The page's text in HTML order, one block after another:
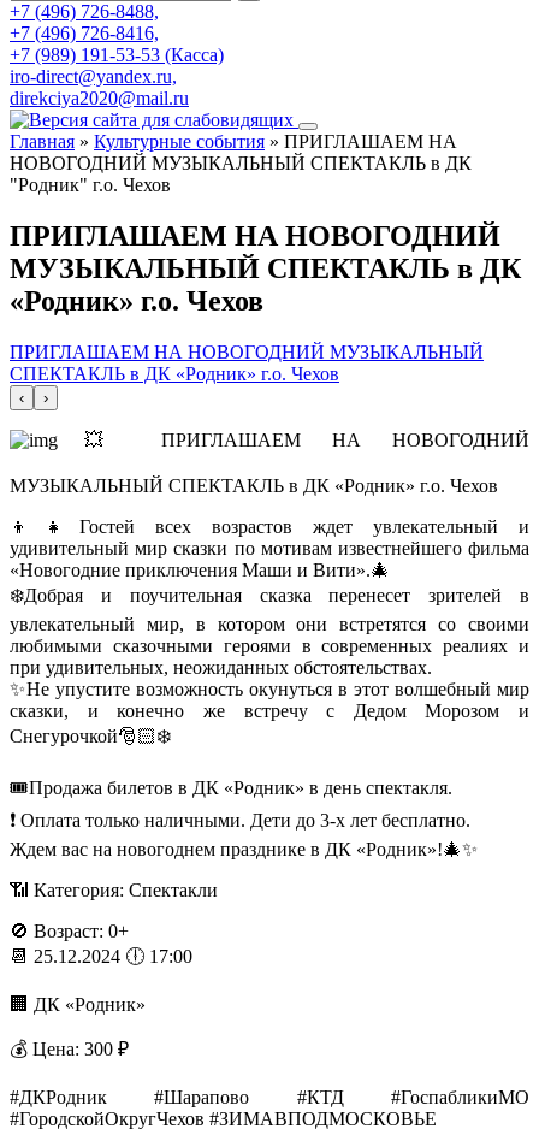
+7 (496) 726-8488,
+7 (496) 726-8416,
+7 (989) 191-53-53 (Касса)
iro-direct@yandex.ru,
direkciya2020@mail.ru
Главная » Культурные события » ПРИГЛАШАЕМ НА
НОВОГОДНИЙ МУЗЫКАЛЬНЫЙ СПЕКТАКЛЬ в ДК
"Родник" г.о. Чехов
ПРИГЛАШАЕМ НА НОВОГОДНИЙ
МУЗЫКАЛЬНЫЙ СПЕКТАКЛЬ в ДК
«Родник» г.о. Чехов
ПРИГЛАШАЕМ НА НОВОГОДНИЙ МУЗЫКАЛЬНЫЙ
СПЕКТАКЛЬ в ДК «Родник» г.о. Чехов
‹ ›
💥 ПРИГЛАШАЕМ НА НОВОГОДНИЙ
МУЗЫКАЛЬНЫЙ СПЕКТАКЛЬ в ДК «Родник» г.о. Чехов
👦👧Гостей всех возрастов ждет увлекательный и
удивительный мир сказки по мотивам известнейшего фильма
«Новогодние приключения Маши и Вити».🎄
❄️Добрая и поучительная сказка перенесет зрителей в
увлекательный мир, в котором они встретятся со своими
любимыми сказочными героями в современных реалиях и
при удивительных, неожиданных обстоятельствах.
✨Не упустите возможность окунуться в этот волшебный мир
сказки, и конечно же встречу с Дедом Морозом и
Снегурочкой🎅🏻❄️
🎟️Продажа билетов в ДК «Родник» в день спектакля.
❗ Оплата только наличными. Дети до 3-х лет бесплатно.
Ждем вас на новогоднем празднике в ДК «Родник»!🎄✨
📶 Категория: Спектакли
🚫 Возраст: 0+
📆 25.12.2024 🕕 17:00
🏢 ДК «Родник»
💰 Цена: 300 ₽
#ДКРодник #Шарапово #КТД #ГоспабликиМО
#ГородскойОкругЧехов #ЗИМАВПОДМОСКОВЬЕ